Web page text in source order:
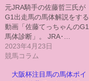
元JRA騎手の佐藤哲三氏が
G1出走馬の馬体解説をする
動画「佐藤てっちゃんのG1
馬体診断」。 JRA･…
2023年4月23日
競馬コラム
大阪杯注目馬の馬体ポイ